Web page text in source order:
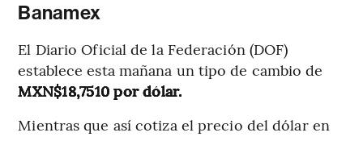
Banamex
El Diario Oficial de la Federación (DOF)
establece esta mañana un tipo de cambio de
MXN$18,7510 por dólar.
Mientras que así cotiza el precio del dólar en